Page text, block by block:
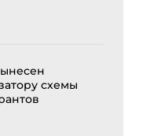
схемы